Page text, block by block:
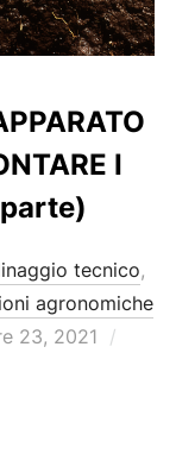
I
parte)
tecnico,
agronomiche
23, 2021